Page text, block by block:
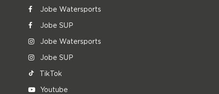
Jobe Watersports
Jobe SUP
Jobe Watersports
Jobe SUP
TikTok
Youtube